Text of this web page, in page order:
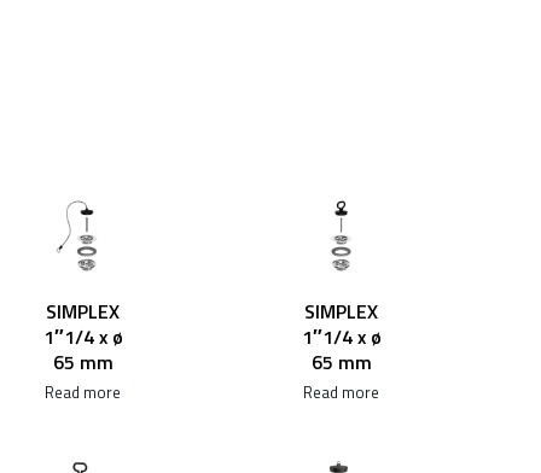
SIMPLEX
1″1/4 x ø
65 mm
Read more
SIMPLEX
1″1/4 x ø
65 mm
Read more